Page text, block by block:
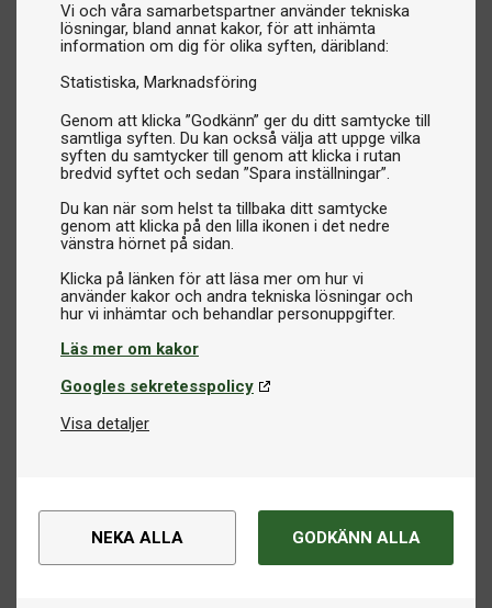
Vi och våra samarbetspartner använder tekniska
lösningar, bland annat kakor, för att inhämta
information om dig för olika syften, däribland:
Statistiska Marknadsföring
Genom att klicka ”Godkänn” ger du ditt samtycke till
samtliga syften. Du kan också välja att uppge vilka
syften du samtycker till genom att klicka i rutan
bredvid syftet och sedan ”Spara inställningar”.
Du kan när som helst ta tillbaka ditt samtycke
genom att klicka på den lilla ikonen i det nedre
vänstra hörnet på sidan.
Klicka på länken för att läsa mer om hur vi
använder kakor och andra tekniska lösningar och
Läs mer om kakor
Googles sekretesspolicy
Visa detaljer
NEKA ALLA GODKÄNN ALLA